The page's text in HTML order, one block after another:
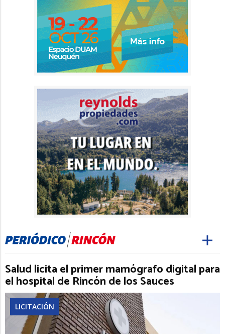
Salud licita el primer mamógrafo digital para
el hospital de Rincón de los Sauces
LICITACIÓN